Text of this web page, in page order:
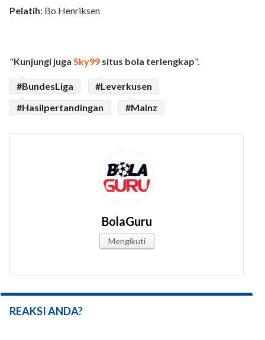
Pelatih: Bo Henriksen
"Kunjungi juga Sky99 situs bola terlengkap".
#BundesLiga
#Leverkusen
#Hasilpertandingan
#Mainz
BolaGuru
Mengikuti
REAKSI ANDA?